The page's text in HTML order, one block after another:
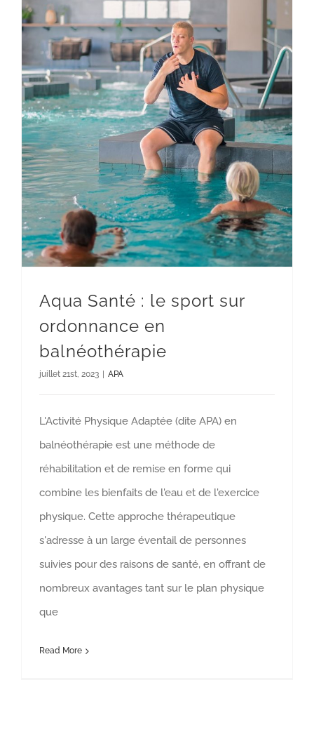
Aqua Santé : le sport sur
ordonnance en
balnéothérapie
juillet 21st, 2023 APA
L'Activité Physique Adaptée (dite APA) en
balnéothérapie est une méthode de
réhabilitation et de remise en forme qui
combine les bienfaits de l'eau et de l'exercice
physique. Cette approche thérapeutique
s'adresse à un large éventail de personnes
suivies pour des raisons de santé, en offrant de
nombreux avantages tant sur le plan physique
que
Read More